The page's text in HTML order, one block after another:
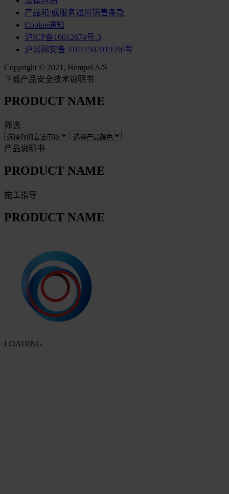
产品和/或服务通用销售条款
Cookie通知
沪ICP备16012674号-3
沪公网安备 31011502019596号
Copyright © 2021, Hempel A/S
下载产品安全技术说明书
PRODUCT NAME
筛选
产品说明书
PRODUCT NAME
施工指导
PRODUCT NAME
LOADING